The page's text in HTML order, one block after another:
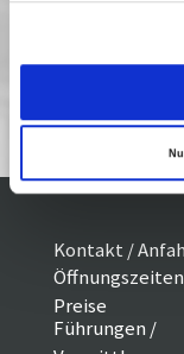
Kinderfilm
Kontakt /
Preise
Führungen /